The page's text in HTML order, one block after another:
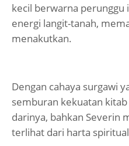
kecil berwarna
energi langit-tanah,
menakutkan.
Dengan cahaya surgawi
semburan kekuatan
darinya, bahkan Severin
terlihat dari harta